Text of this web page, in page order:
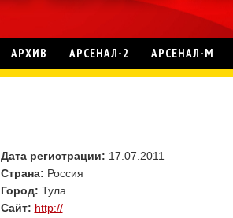
АРХИВ АРСЕНАЛ-2 АРСЕНАЛ-М
Дата регистрации: 17.07.2011
Страна: Россия
Город: Тула
Сайт: http://